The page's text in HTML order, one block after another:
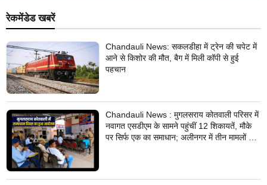
रेकमेंडेड खबरें
Chandauli News: सकलडीहा में ट्रेन की चपेट में
आने से किशोर की मौत, बैग में मिली कॉपी से हुई
पहचान
Chandauli News : मुगलसराय कोतवाली परिसर में
नवागत एसडीएम के सामने पहुंचीं 12 शिकायतें, मौके
पर सिर्फ एक का समाधान; अलीनगर में तीन मामलों का